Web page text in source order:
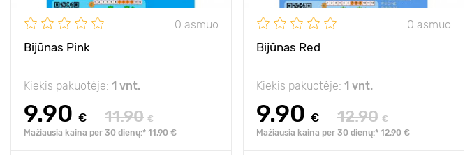
0 asmuo
Bijūnas Pink
Kiekis pakuotėje: 1 vnt.
9.90 € 11.90 €
Mažiausia kaina per 30 dienų:* 11.90 €
0 asmuo
Bijūnas Red
Kiekis pakuotėje: 1 vnt.
9.90 € 12.90 €
Mažiausia kaina per 30 dienų:* 12.90 €